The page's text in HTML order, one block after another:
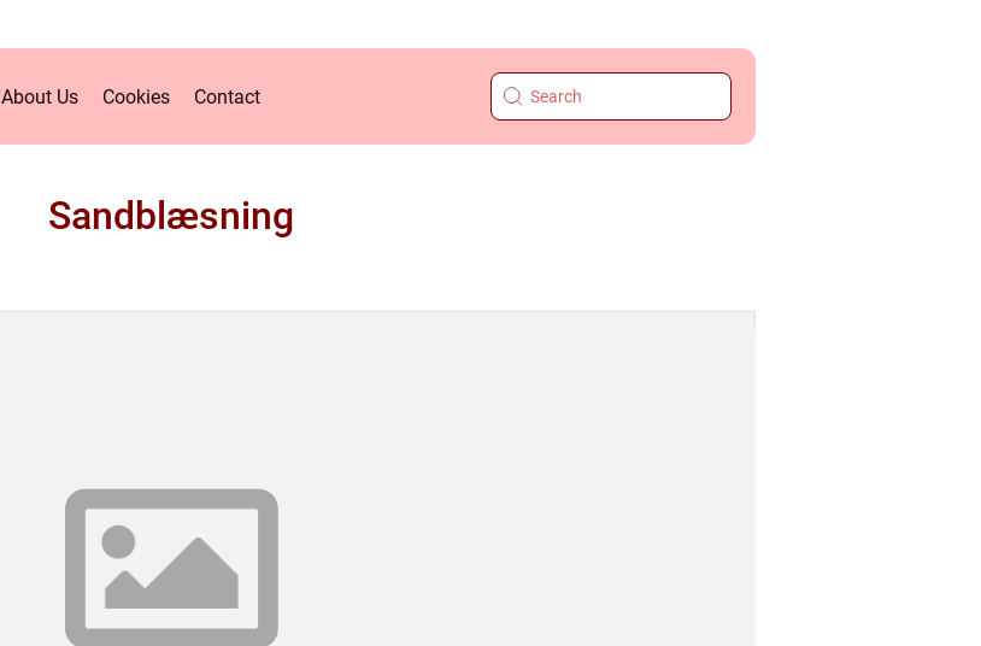
About Us Cookies Contact
Sandblæsning